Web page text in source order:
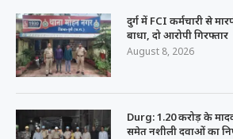
दुर्ग में FCI कर्मचारी से
बाधा, दो आरोपी गिरफ्तार
August 8, 2026
Durg: 1.20 करोड़ के
समेत नशीली दवाओं का